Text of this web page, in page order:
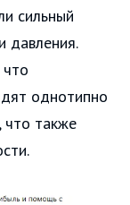
сильный
давления.
однотипно
что также